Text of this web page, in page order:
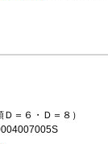
＝６・Ｄ＝８）